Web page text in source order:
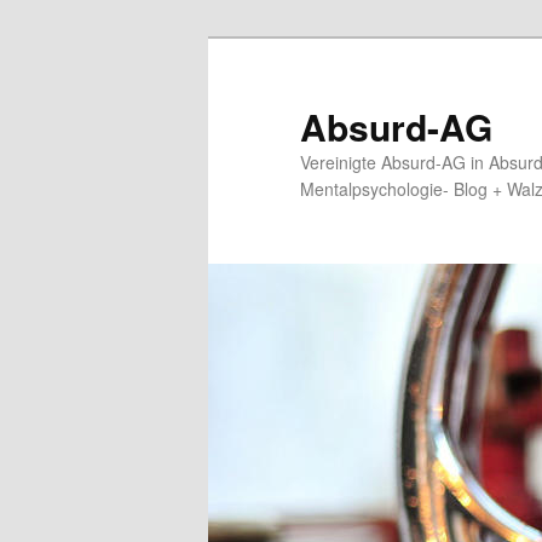
Absurd-AG
Vereinigte Absurd-AG in
Mentalpsychologie- Blog +